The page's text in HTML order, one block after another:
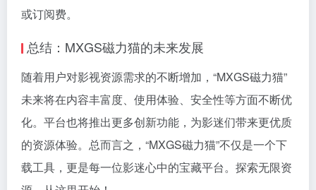
或订阅费。
总结：MXGS磁力猫的未来发展
随着用户对影视资源需求的不断增加，“MXGS磁力猫”
未来将在内容丰富度、使用体验、安全性等方面不断优
化。平台也将推出更多创新功能，为影迷们带来更优质
的资源体验。总而言之，“MXGS磁力猫”不仅是一个下
载工具，更是每一位影迷心中的宝藏平台。探索无限资